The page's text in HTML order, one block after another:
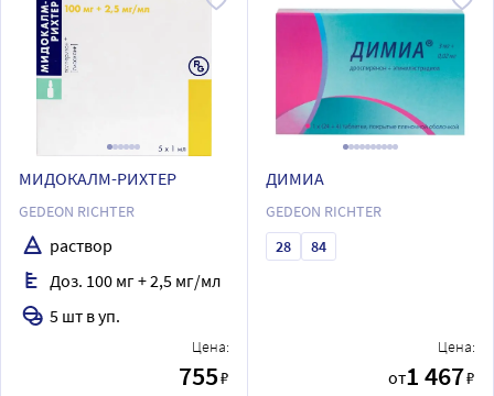
МИДОКАЛМ-РИХТЕР
GEDEON RICHTER
раствор
Доз. 100 мг + 2,5 мг/мл
5 шт в уп.
Цена:
755₽
ДИМИА
GEDEON RICHTER
28
84
Цена:
от1 467₽